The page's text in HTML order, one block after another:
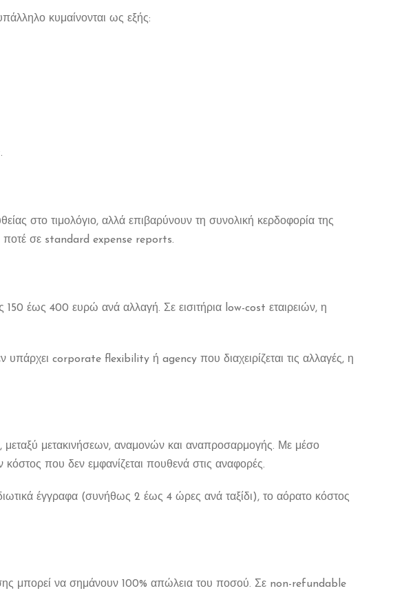
κυμαίνονται ως εξής:
στο τιμολόγιο, αλλά επιβαρύνουν τη συνολική κερδοφορία της
ποτέ σε standard expense reports.
150 έως 400 ευρώ ανά αλλαγή. Σε εισιτήρια low-cost εταιρειών, η
υπάρχει corporate flexibility ή agency που διαχειρίζεται τις αλλαγές, η
μετακινήσεων, αναμονών και αναπροσαρμογής. Με μέσο
που δεν εμφανίζεται πουθενά στις αναφορές.
έγγραφα (συνήθως 2 έως 4 ώρες ανά ταξίδι), το αόρατο κόστος
μπορεί να σημάνουν 100% απώλεια του ποσού. Σε non-refundable